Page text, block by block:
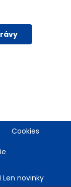
Cookies
Len novinky